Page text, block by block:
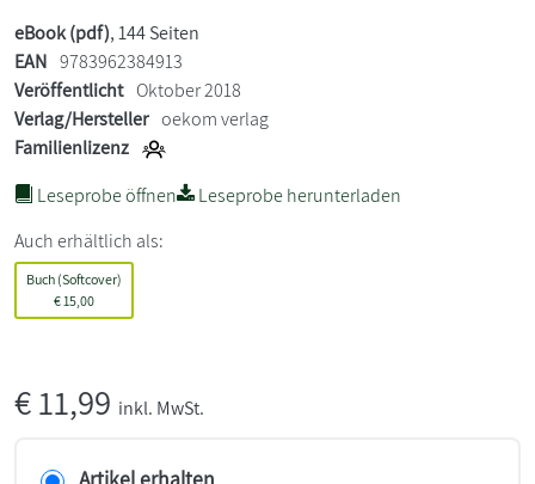
eBook (pdf), 144 Seiten
EAN 9783962384913
Veröffentlicht Oktober 2018
Verlag/Hersteller oekom verlag
Familienlizenz
Leseprobe öffnen
Leseprobe herunterladen
Auch erhältlich als:
Buch (Softcover)
€15,00
€11,99 inkl. MwSt.